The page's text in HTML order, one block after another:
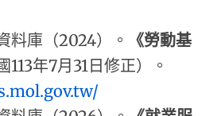
料庫（2024）。
《勞動基
113年7月31日修正）。